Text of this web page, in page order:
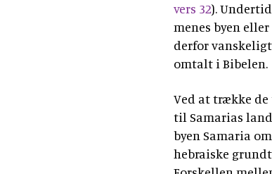
vers 32).
menes byen
derfor
omtalt i Bibelen.
Ved at trække
til Samarias
byen Samaria
hebraiske